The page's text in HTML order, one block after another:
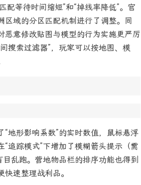
等待时间缩短”和“掉线率降低”。官
区域的分区匹配机制进行了调整。同
恶意修改贴图与模型的行为实施更严厉
搜索过滤器”，玩家可以按地图、模
地形影响系数”的实时数值，鼠标悬浮
追踪模式”下增加了模糊箭头提示（需
乱跑。营地物品栏的排序功能也得到
速整理战利品。